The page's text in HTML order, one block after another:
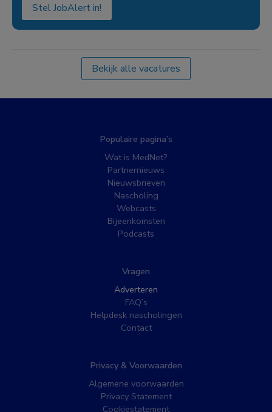
Stel JobAlert in!
Bekijk alle vacatures
Populaire pagina’s
Wat is MedNet?
Partnernieuws
Nieuwsbrieven
Nascholing
Webcasts
Bijeenkomsten
Podcasts
Vragen
Adverteren
FAQ’s
Helpdesk nascholingen
Contact
Privacy & Voorwaarden
Algemene voorwaarden
Privacy Statement
Cookiestatement